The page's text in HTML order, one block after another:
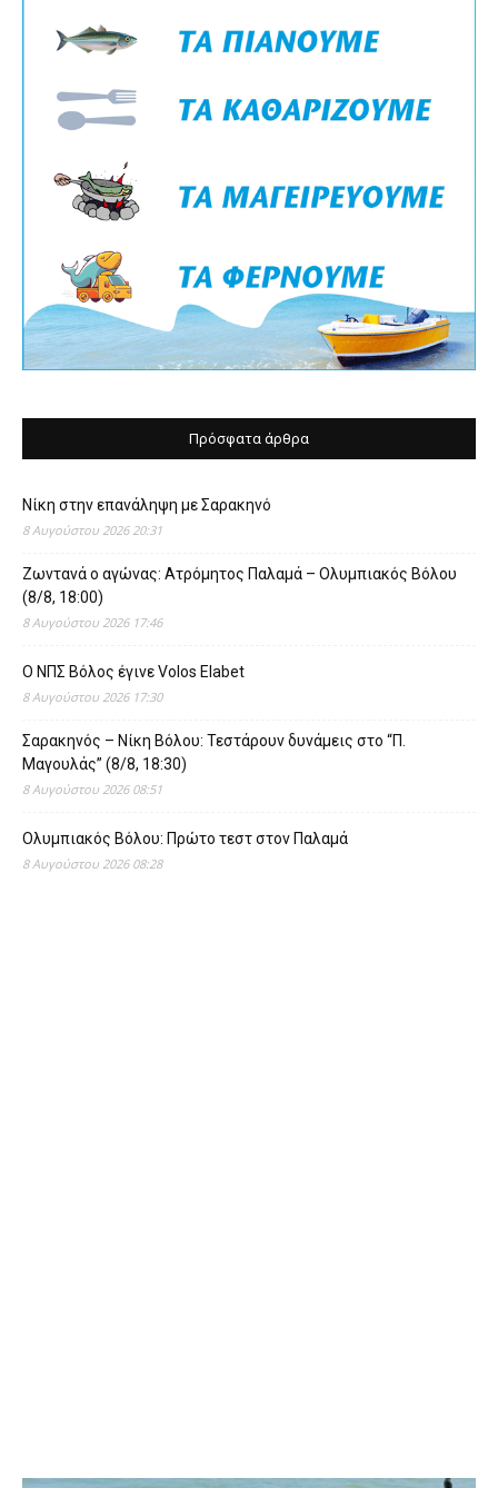
Πρόσφατα άρθρα
Νίκη στην επανάληψη με Σαρακηνό
8 Αυγούστου 2026 20:31
Ζωντανά ο αγώνας: Ατρόμητος Παλαμά – Ολυμπιακός Βόλου
(8/8, 18:00)
8 Αυγούστου 2026 17:46
O ΝΠΣ Βόλος έγινε Volos Elabet
8 Αυγούστου 2026 17:30
Σαρακηνός – Νίκη Βόλου: Τεστάρουν δυνάμεις στο “Π.
Μαγουλάς” (8/8, 18:30)
8 Αυγούστου 2026 08:51
Ολυμπιακός Βόλου: Πρώτο τεστ στον Παλαμά
8 Αυγούστου 2026 08:28